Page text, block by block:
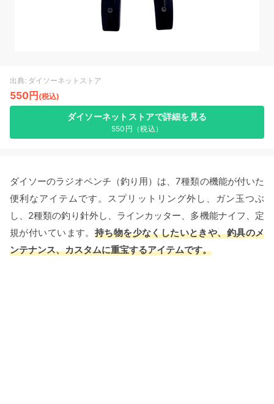
出典: ダイソーネットストア
550円 (税込)
ダイソーネットストアで詳細を見る
550円（税込）
ダイソーのラジオペンチ（釣り用）は、7種類の機能が付いた
便利なアイテムです。スプリットリング外し、ガン玉つぶ
し、2種類の釣り針外し、ラインカッター、多機能ナイフ、定
規が付いています。 持ち物を少なくしたいときや、釣具のメ
ンテナンス、カスタムに重宝するアイテムです。